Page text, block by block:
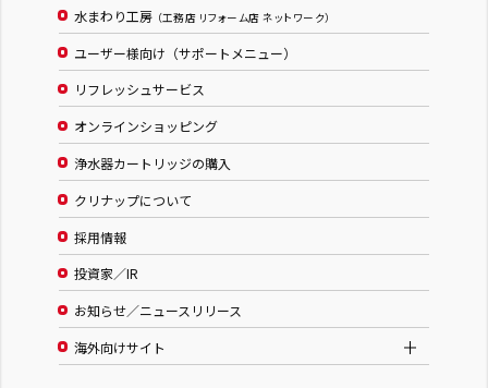
水まわり工房 （工務店 リフォーム店 ネットワーク）
ユーザー様向け（サポートメニュー）
リフレッシュサービス
オンラインショッピング
浄水器カートリッジの購入
クリナップについて
採用情報
投資家／IR
お知らせ／ニュースリリース
海外向けサイト